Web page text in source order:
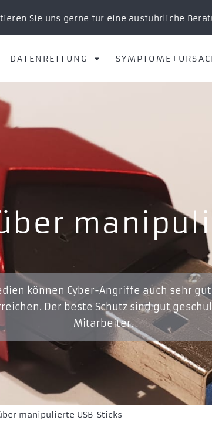
Sie uns gerne für eine ausführliche
DATENRETTUNG
können Cyber-Angriffe auch sehr
Der beste Schutz sind gut
Mitarbeiter.
manipulierte USB-Sticks